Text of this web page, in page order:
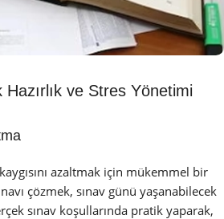
ve Stres Yönetimi
azaltmak için mükemmel bir
çözmek, sınav günü yaşanabilecek
sınav koşullarında pratik yaparak,